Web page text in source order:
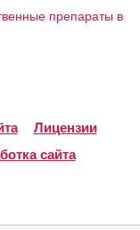
препараты в
Лицензии
сайта